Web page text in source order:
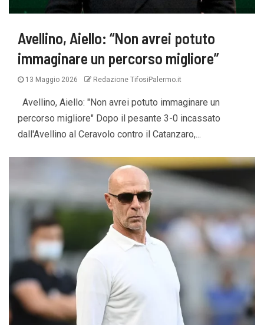
Avellino, Aiello: “Non avrei potuto
immaginare un percorso migliore”
13 Maggio 2026 Redazione TifosiPalermo.it
Avellino, Aiello: "Non avrei potuto immaginare un
percorso migliore" Dopo il pesante 3-0 incassato
dall'Avellino al Ceravolo contro il Catanzaro,...